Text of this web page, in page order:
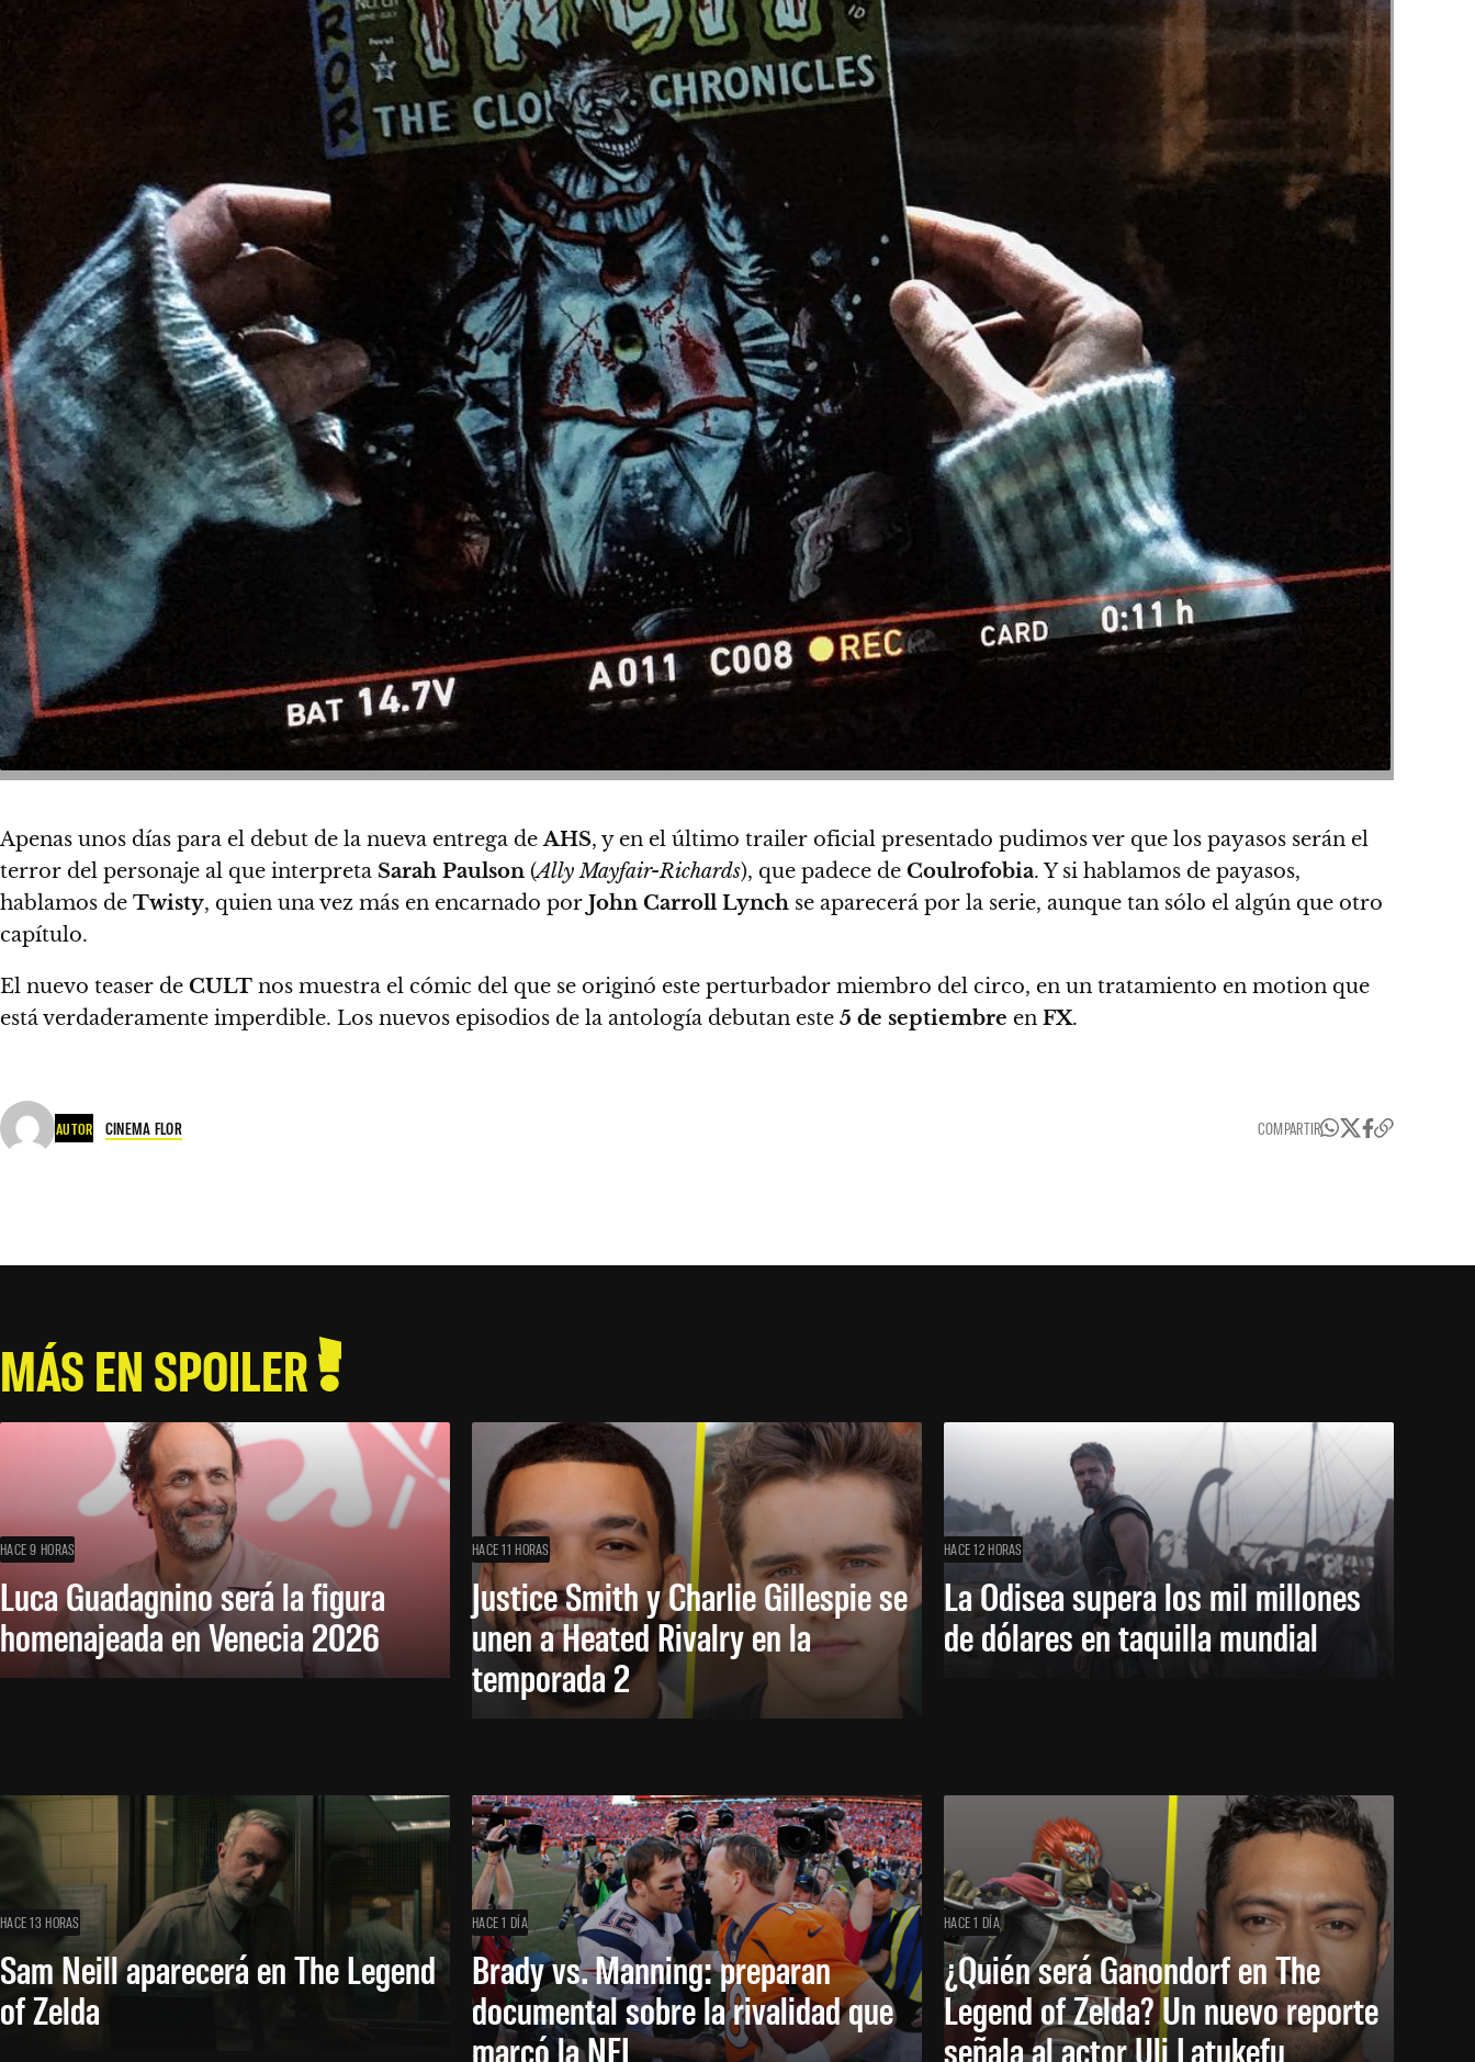
Apenas unos días para el debut de la nueva entrega deAHS, y en el último trailer oficial presentado pudimos ver que los payasos serán el
terror del personaje al que interpreta Sarah Paulson (Ally Mayfair-Richards), que padece de Coulrofobia. Y si hablamos de payasos,
hablamos de Twisty, quien una vez más en encarnado por John Carroll Lynch se aparecerá por la serie, aunque tan sólo el algún que otro
capítulo.
El nuevo teaser de CULT nos muestra el cómic del que se originó este perturbador miembro del circo, en un tratamiento en motion que
está verdaderamente imperdible. Los nuevos episodios de la antología debutan este 5 de septiembre en FX.
AUTOR CINEMA FLOR COMPARTIR
MÁS EN SPOILER
HACE 9 HORAS
Luca Guadagnino será la figura
homenajeada en Venecia 2026
HACE 11 HORAS
Justice Smith y Charlie Gillespie se
unen a Heated Rivalry en la
temporada 2
HACE 12 HORAS
La Odisea supera los mil millones
de dólares en taquilla mundial
HACE 13 HORAS
Sam Neill aparecerá en The Legend
of Zelda
HACE 1 DÍA
Brady vs. Manning: preparan
documental sobre la rivalidad que
marcó la NFL
HACE 1 DÍA
¿Quién será Ganondorf en The
Legend of Zelda? Un nuevo reporte
señala al actor Uli Latukefu